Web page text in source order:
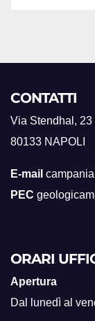
CONTATTI
Via Stendhal, 23
80133 NAPOLI
E-mail
PEC
ORARI
Apertura
Dal lunedì al